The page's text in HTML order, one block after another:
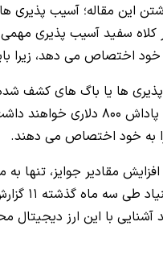
های متوسط 2,000 دلار و آسیب پذیری های پر خطر
آسیب پذیری مهمی را تشخیص دهد،
خود اختصاص می‌ دهد، زیرا
اشکالات با آسیب کم
با این ارز دیجیتال